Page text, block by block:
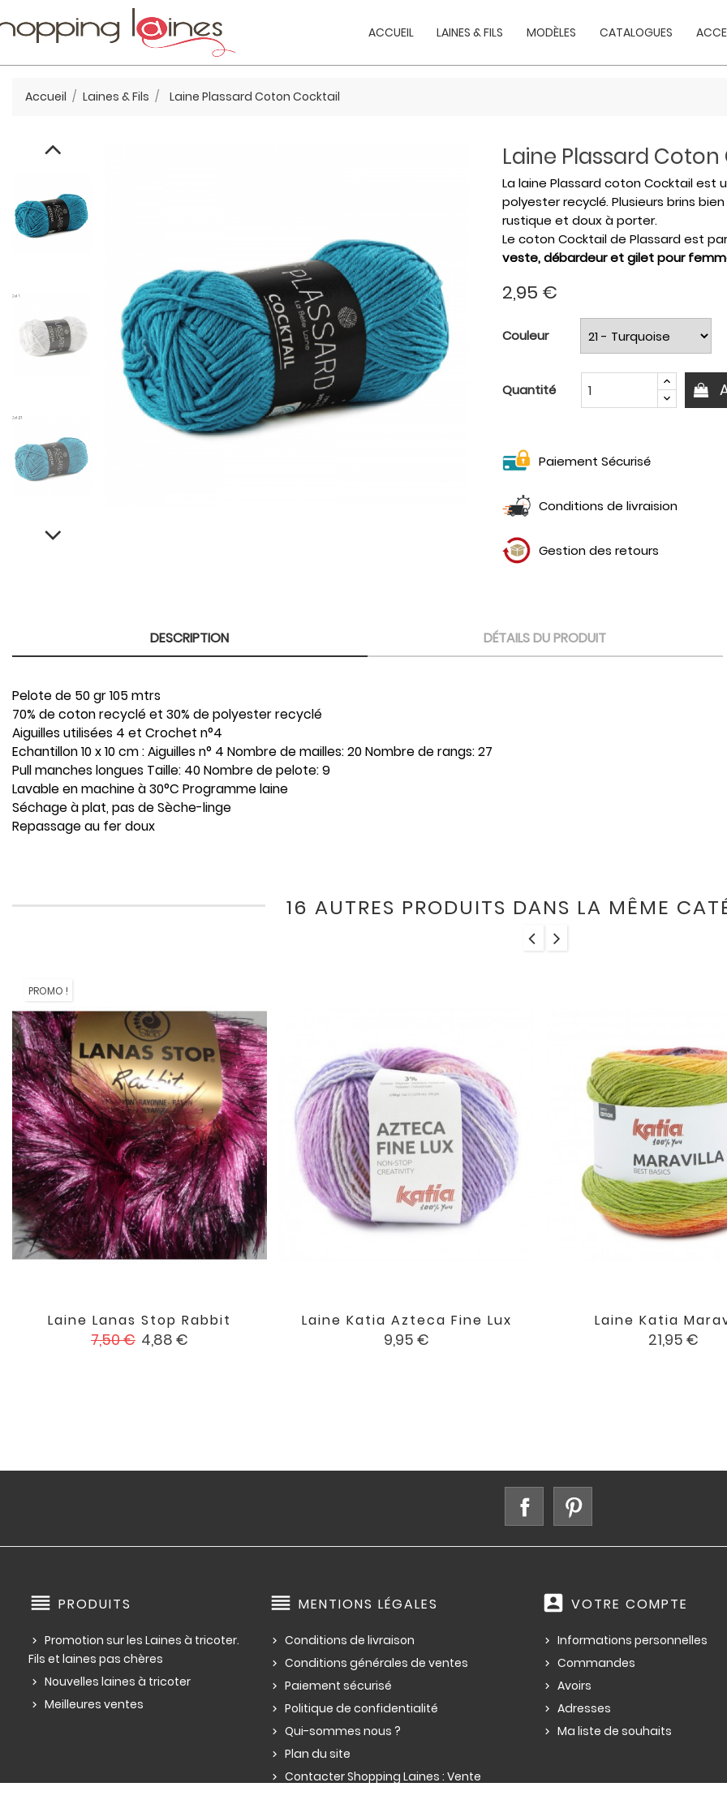
ACCUEIL LAINES & FILS MODÈLES CATALOGUES
Accueil Laines & Fils Laine Plassard Coton Cocktail
Laine Plassard
La laine Plassard coton Cocktail est
polyester recyclé. Plusieurs brins
rustique et doux à porter.
Le coton Cocktail de Plassard est
veste, débardeur et gilet pour
2,95 €
Couleur
Quantité
Paiement Sécurisé
Conditions de livraision
Gestion des retours
DESCRIPTION DÉTAILS DU PRODUIT
Pelote de 50 gr 105 mtrs
70% de coton recyclé et 30% de polyester recyclé
Aiguilles utilisées 4 et Crochet n°4
Echantillon 10 x 10 cm : Aiguilles n° 4 Nombre de mailles: 20 Nombre de rangs: 27
Pull manches longues Taille: 40 Nombre de pelote: 9
Lavable en machine à 30°C Programme laine
Séchage à plat, pas de Sèche-linge
Repassage au fer doux
16 AUTRES PRODUITS DANS LA MÊME
PROMO !
Laine Lanas Stop Rabbit
Prix
7,50 € Prix
4,88 €
 favorite Laine Katia Azteca Fine Lux
Prix
9,95 € favorite Laine Katia
Prix
21,95 €
Facebook
reorder PRODUITS
Promotion sur les Laines à tricoter.
Fils et laines pas chères
Nouvelles laines à tricoter
Meilleures ventes
reorder MENTIONS LÉGALES
Conditions de livraison
Conditions générales de ventes
Paiement sécurisé
Politique de confidentialité
Qui-sommes nous ?
Plan du site
Contacter Shopping Laines : Vente
account_box VOTRE COMPTE
Informations personnelles
Commandes
Avoirs
Adresses
Ma liste de souhaits